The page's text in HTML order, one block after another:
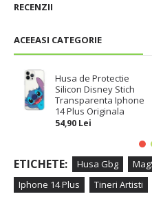
ACEEASI CATEGORIE
Husa de Protectie
Silicon Disney Stich
Transparenta Iphone
14 Plus Originala
54,90 Lei
RECENZII
ETICHETE: Husa Gbg
Iphone 14 Plus
Tineri Artisti